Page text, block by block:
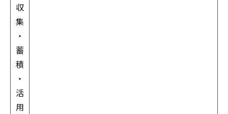
収
集
・
蓄
積
・
活
用